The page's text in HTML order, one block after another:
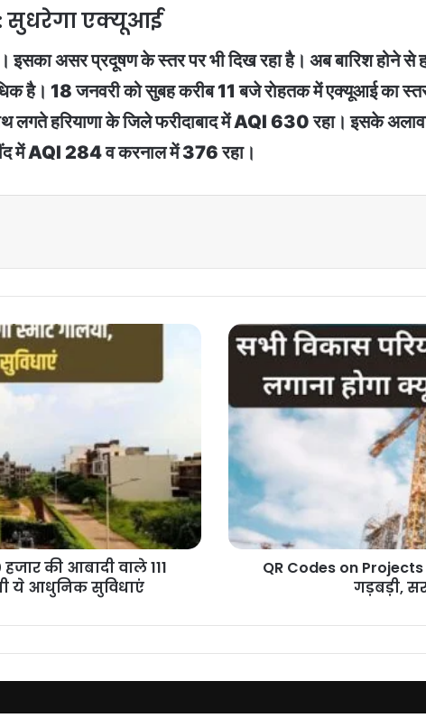
सुधरेगा एक्यूआई
इसका असर प्रदूषण के स्तर पर भी दिख रहा है। अब बारिश होने से
है। 18 जनवरी को सुबह करीब 11 बजे राेहतक में एक्यूआई का
लगते हरियाणा के जिले फरीदाबाद में AQI 630 रहा। इसके
में AQI 284 व करनाल में 376 रहा।
की आबादी वाले 111
ये आधुनिक सुविधाएं
QR
Codes
Projects
:
हरियाणा
विकास
कार्यों
में
होगी
फैसला
QR Codes on Projects
गड़बड़ी,